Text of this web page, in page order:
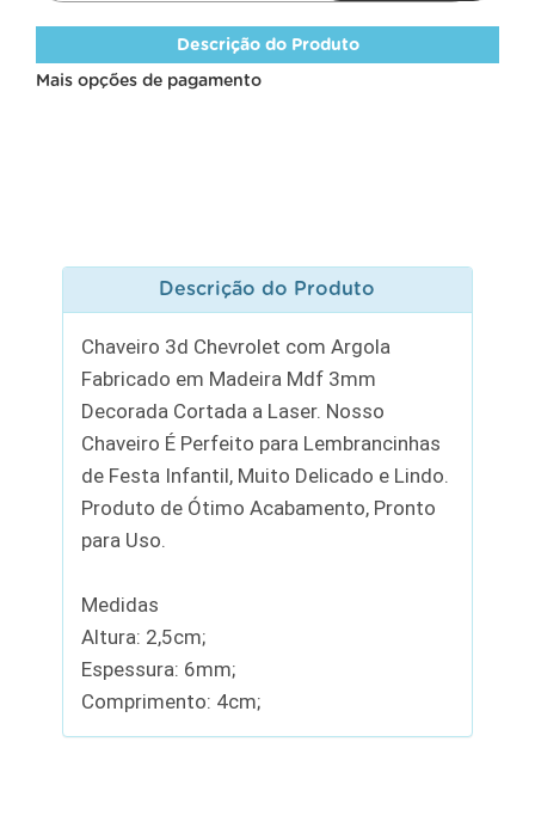
Descrição do Produto
Mais opções de pagamento
Descrição do Produto
Chaveiro 3d Chevrolet com Argola
Fabricado em Madeira Mdf 3mm
Decorada Cortada a Laser. Nosso
Chaveiro É Perfeito para Lembrancinhas
de Festa Infantil, Muito Delicado e Lindo.
Produto de Ótimo Acabamento, Pronto
para Uso.
Medidas
Altura: 2,5cm;
Espessura: 6mm;
Comprimento: 4cm;